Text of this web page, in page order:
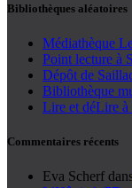
Bibliothèques aléatoires
Médiathèque
Point lecture à
Dépôt de
Bibliothèque
Lire et déLire
Commentaires récents
Eva Scherf